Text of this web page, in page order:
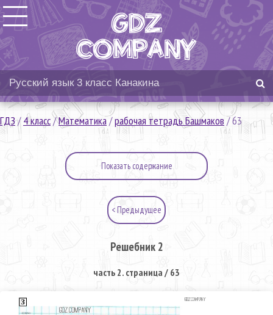
ГДЗ/4 класс/Математика/рабочая тетрадь Башмаков /63
Показать содержание
< Предыдущее
Решебник 2
часть 2. страница / 63